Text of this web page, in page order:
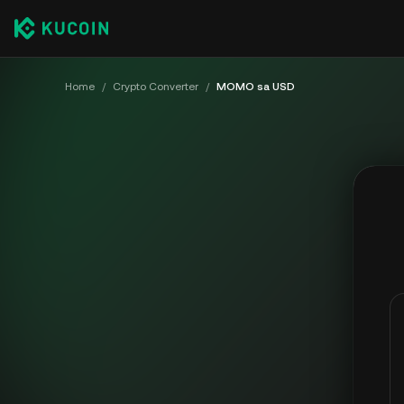
Home / Crypto Converter / MOMO sa USD